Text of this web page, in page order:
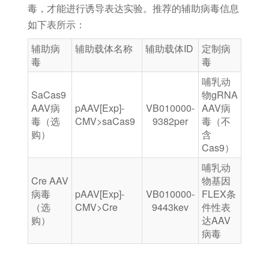
毒，才能进行诱导表达实验。推荐的辅助病毒信息
如下表所示：
辅助病
毒
辅助载体名称 辅助载体ID
定制病
毒
SaCas9
AAV病
毒（选
购）
pAAV[Exp]-
CMV>saCas9
VB010000-
9382per
哺乳动
物gRNA
AAV病
毒（不
含
Cas9）
Cre AAV
病毒
（选
购）
pAAV[Exp]-
CMV>Cre
VB010000-
9443kev
哺乳动
物基因
FLEX条
件性表
达AAV
病毒